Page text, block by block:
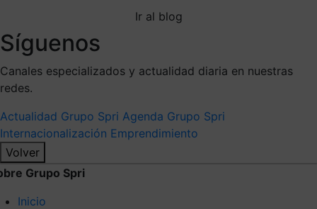
Ir al blog
Síguenos
Canales especializados y actualidad diaria en nuestras
redes.
Actualidad Grupo Spri Agenda Grupo Spri
Internacionalización Emprendimiento
Volver
Grupo Spri
Inicio